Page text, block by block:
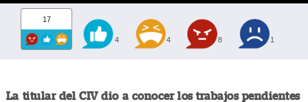
17
4 4 8 1
La titular del CIV dio a conocer los trabajos pendientes